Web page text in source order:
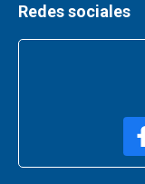
Redes sociales